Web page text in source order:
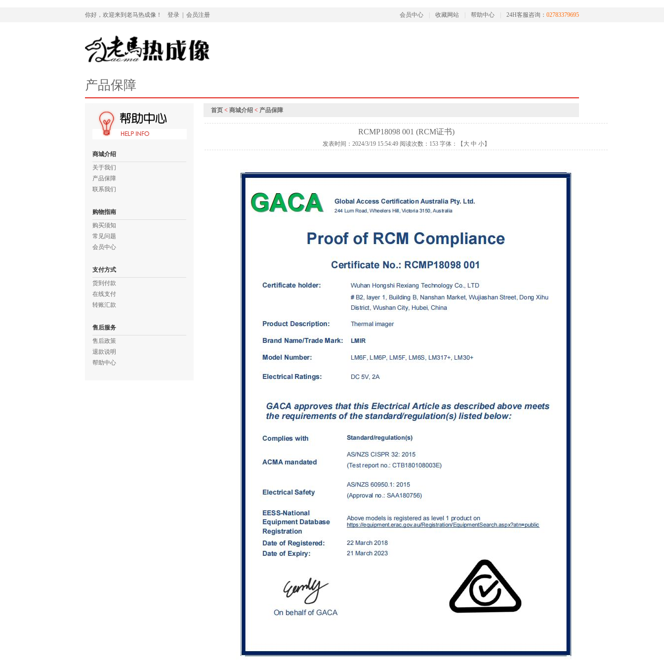
你好，欢迎来到老马热成像！ 登录 会员注册 会员中心 收藏网站 帮助中心 24H客服咨询： 02783379695
产品保障
商城介绍
关于我们
产品保障
联系我们
购物指南
购买须知
常见问题
会员中心
支付方式
货到付款
在线支付
转账汇款
售后服务
售后政策
退款说明
帮助中心
首页 < 商城介绍 < 产品保障
RCMP18098 001 (RCM证书)
发表时间：2024/3/19 15:54:49 阅读次数：153 字体：【 大 中 小】